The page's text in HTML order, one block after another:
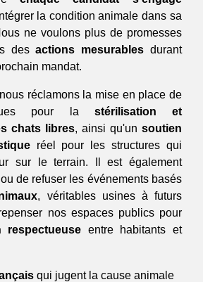
la condition animale dans sa
ne voulons plus de promesses
des actions mesurables durant
mandat.
réclamons la mise en place de
pour la stérilisation et
chats libres, ainsi qu'un soutien
réel pour les structures qui
sur le terrain. Il est également
de refuser les événements basés
, véritables usines à futurs
nos espaces publics pour
respectueuse entre habitants et
qui jugent la cause animale